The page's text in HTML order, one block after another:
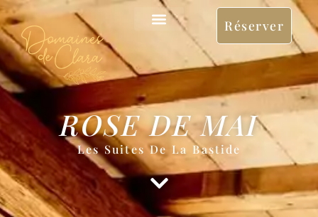
Réserver
ROSE DE MAI
Les Suites De La Bastide